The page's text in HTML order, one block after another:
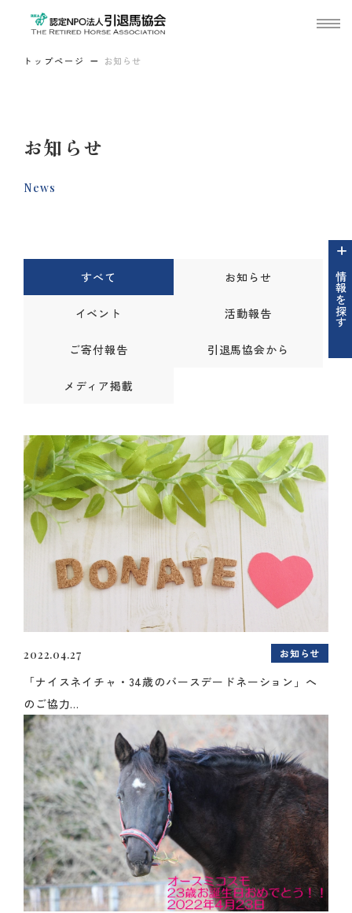
トップページ お知らせ
お知らせ
News
情報を探す
すべて お知らせ
イベント 活動報告
ご寄付報告 引退馬協会から
メディア掲載
2022.04.27 お知らせ
「ナイスネイチャ・34歳のバースデードネーション」へ
のご協力...